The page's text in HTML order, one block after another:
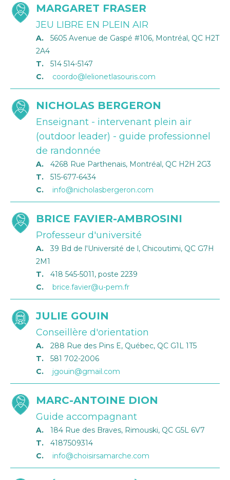
MARGARET FRASER
JEU LIBRE EN PLEIN AIR
A.
5605 Avenue de Gaspé #106, Montréal, QC H2T
2A4
T.
514 514-5147
C.
coordo@lelionetlasouris.com
NICHOLAS BERGERON
Enseignant - intervenant plein air
(outdoor leader) - guide professionnel
de randonnée
A.
4268 Rue Parthenais, Montréal, QC H2H 2G3
T.
515-677-6434
C.
info@nicholasbergeron.com
BRICE FAVIER-AMBROSINI
Professeur d'université
A.
39 Bd de l'Université de l, Chicoutimi, QC G7H
2M1
T.
418 545-5011, poste 2239
C.
brice.favier@u-pem.fr
JULIE GOUIN
Conseillère d'orientation
A.
288 Rue des Pins E, Québec, QC G1L 1T5
T.
581 702-2006
C.
jgouin@gmail.com
MARC-ANTOINE DION
Guide accompagnant
A.
184 Rue des Braves, Rimouski, QC G5L 6V7
T.
4187509314
C.
info@choisirsamarche.com